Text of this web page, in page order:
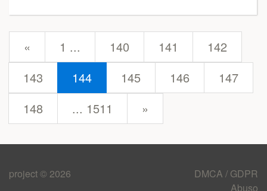
« 1 ... 140 141
142
143
144 145 146
147
148
... 1511 »
project © 2026
DMCA / GDPR
Abuso